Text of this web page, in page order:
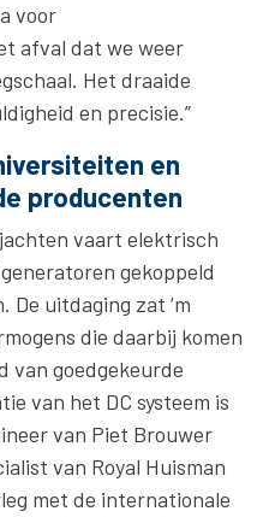
voor
afval dat we weer
Het draaide
en precisie.”
en
producenten
vaart elektrisch
gekoppeld
De uitdaging zat ‘m
die daarbij komen
van goedgekeurde
van het DC systeem is
van Piet Brouwer
van Royal Huisman
met de internationale